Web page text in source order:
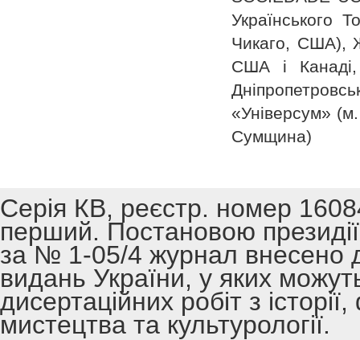
Українського
Чикаго, США),
США і
«Універсум»
Сумщина)
Серія КВ, реєстр. номер
перший. Постановою
за № 1-05/4 журнал внесено
видань України, у яких
дисертаційних робіт з
мистецтва та культурології.